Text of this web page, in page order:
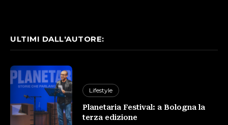
ULTIMI DALL'AUTORE:
Lifestyle
Planetaria Festival: a Bologna la
terza edizione